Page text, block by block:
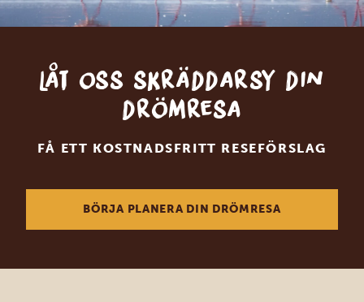
Låt oss skräddarsy din
drömresa
FÅ ETT KOSTNADSFRITT RESEFÖRSLAG
BÖRJA PLANERA DIN DRÖMRESA